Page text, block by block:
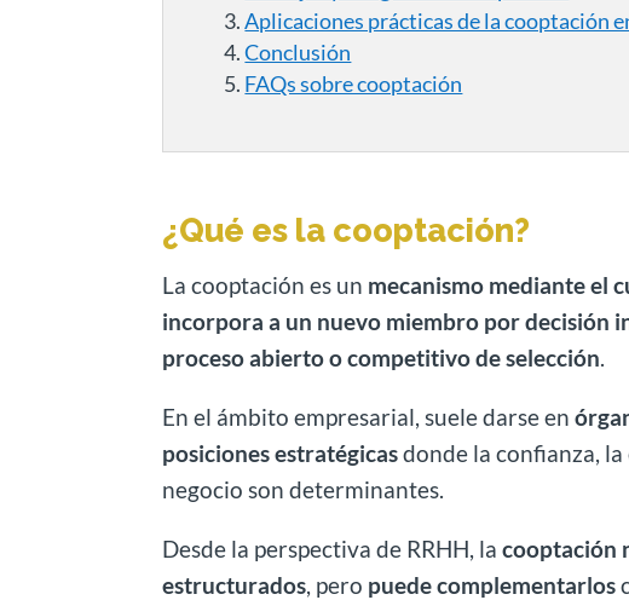
Aplicaciones prácticas de la cooptación
Conclusión
FAQs sobre cooptación
¿Qué es la cooptación?
La cooptación es un mecanismo mediante el
incorpora a un nuevo miembro por decisión
proceso abierto o competitivo de selección.
En el ámbito empresarial, suele darse en
posiciones estratégicasdonde la confianza,
negocio son determinantes.
Desde la perspectiva de RRHH, la cooptación
estructurados, pero puede complementarlos